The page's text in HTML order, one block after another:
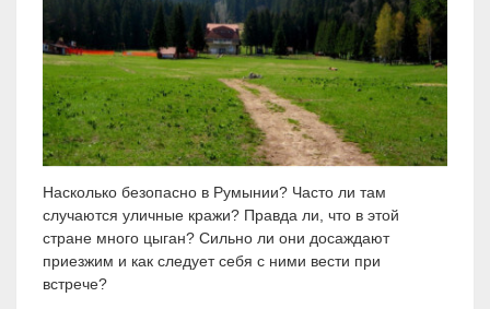
Насколько безопасно в Румынии? Часто ли там
случаются уличные кражи? Правда ли, что в этой
стране много цыган? Сильно ли они досаждают
приезжим и как следует себя с ними вести при
встрече?